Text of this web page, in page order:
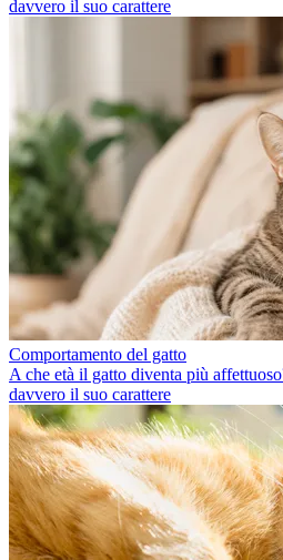
davvero il suo carattere
Comportamento del gatto
A che età il gatto diventa più
davvero il suo carattere